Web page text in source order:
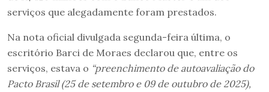
serviços que alegadamente foram prestados.
Na nota oficial divulgada segunda-feira última, o
escritório Barci de Moraes declarou que, entre os
serviços, estava o “preenchimento de autoavaliação do
Pacto Brasil (25 de setembro e 09 de outubro de 2025),